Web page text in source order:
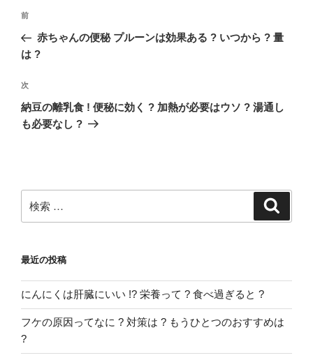
投
ナ
ゲ
ー
シ
過
去
の
稿
前
赤ちゃんの便秘 プルーンは効果ある ? いつから ? 量
は ?
次
の
投
次
納豆の離乳食 ! 便秘に効く ? 加熱が必要はウソ ? 湯通し
も必要なし ?
索:
最近の投稿
にんにくは肝臓にいい !? 栄養って ? 食べ過ぎると ?
フケの原因ってなに ? 対策は ? もうひとつのおすすめは
?